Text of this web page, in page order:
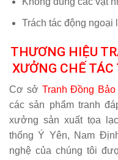
Trách tác động ngoại
THƯƠNG HIỆU
XƯỞNG CHẾ
Cơ sở Tranh Đồng Bảo
các sản phẩm tranh
xưởng sản xuất tọa
thống Ý Yên, Nam
nghệ của chúng tôi